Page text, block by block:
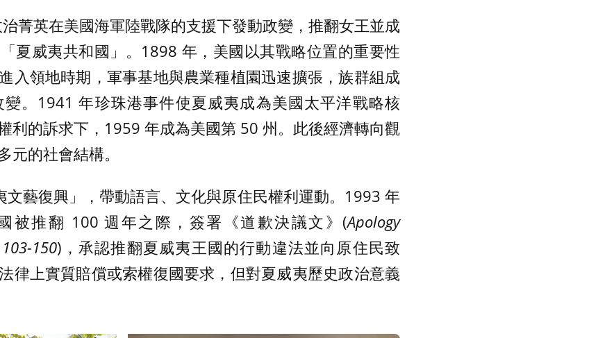
菁英在美國海軍陸戰隊的支援下發動政變，推翻女王並成
夏威夷共和國」。1898 年，美國以其戰略位置的重要性
入領地時期，軍事基地與農業種植園迅速擴張，族群組成
。1941 年珍珠港事件使夏威夷成為美國太平洋戰略核
利的訴求下，1959 年成為美國第 50 州。此後經濟轉向觀
元的社會結構。
藝復興」，帶動語言、文化與原住民權利運動。1993 年
被推翻 100 週年之際，簽署《道歉決議文》(Apology
150)，承認推翻夏威夷王國的行動違法並向原住民致
律上實質賠償或索權復國要求，但對夏威夷歷史政治意義